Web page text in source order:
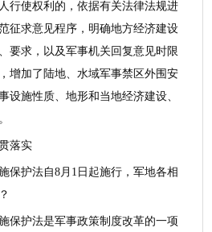
行使权利的，依据有关法律法规进
征求意见程序，明确地方经济建设
要求，以及军事机关回复意见时限
增加了陆地、水域军事禁区外围安
设施性质、地形和当地经济建设、
落实
保护法自8月1日起施行，军地各相
保护法是军事政策制度改革的一项